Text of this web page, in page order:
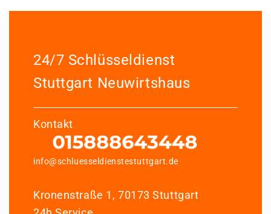
24/7 Schlüsseldienst
Stuttgart Neuwirtshaus
Kontakt
info@schluesseldienstestuttgart.de
Kronenstraße 1, 70173 Stuttgart